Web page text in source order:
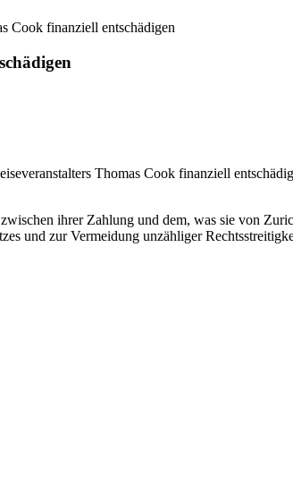
Cook finanziell entschädigen
Thomas Cook finanziell
ihrer Zahlung und dem, was sie von
und zur Vermeidung unzähliger